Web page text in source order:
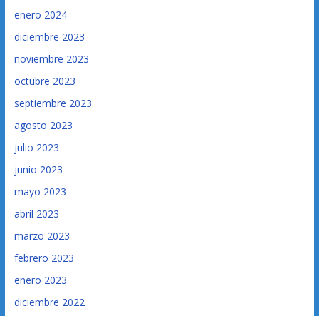
enero 2024
diciembre 2023
noviembre 2023
octubre 2023
septiembre 2023
agosto 2023
julio 2023
junio 2023
mayo 2023
abril 2023
marzo 2023
febrero 2023
enero 2023
diciembre 2022